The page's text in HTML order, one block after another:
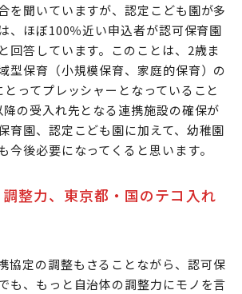
を聞いていますが、認定こども園が多
、ほぼ100％近い申込者が認可保育園
回答しています。このことは、2歳ま
型保育（小規模保育、家庭的保育）の
とってプレッシャーとなっていること
の受入れ先となる連携施設の確保が
育園、認定こども園に加えて、幼稚園
今後必要になってくると思います。
整力、東京都・国のテコ入れ
協定の調整もさることながら、認可保
も、もっと自治体の調整力にモノを言